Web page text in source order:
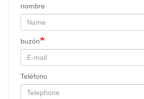
nombre
buzón
Teléfono